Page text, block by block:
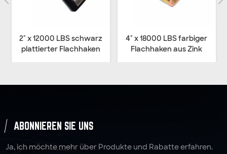
2" x 12000 LBS schwarz
plattierter Flachhaken
4" x 18000 LBS farbiger
Flachhaken aus Zink
ABONNIEREN SIE UNS
Ja, ich möchte mehr über Produkte und Rabatte erfahren.